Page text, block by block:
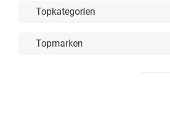
Topkategorien
Topmarken